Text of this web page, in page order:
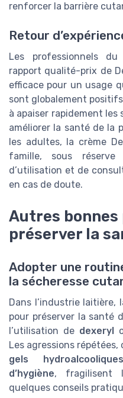
renforcer la barrière
Retour
Les professionnels
rapport qualité-prix de
efficace pour un usage
sont globalement
à apaiser rapidement
améliorer la santé de la
les adultes, la crème
famille, sous
d’utilisation et de
en cas de doute.
Autres
préserver la
Adopter une
la sécheresse
Dans l’industrie laitière,
pour préserver la santé
l’utilisation de dexeryl
Les agressions répétées,
gels hydroalcooliques
d’hygiène, fragilisent
quelques conseils